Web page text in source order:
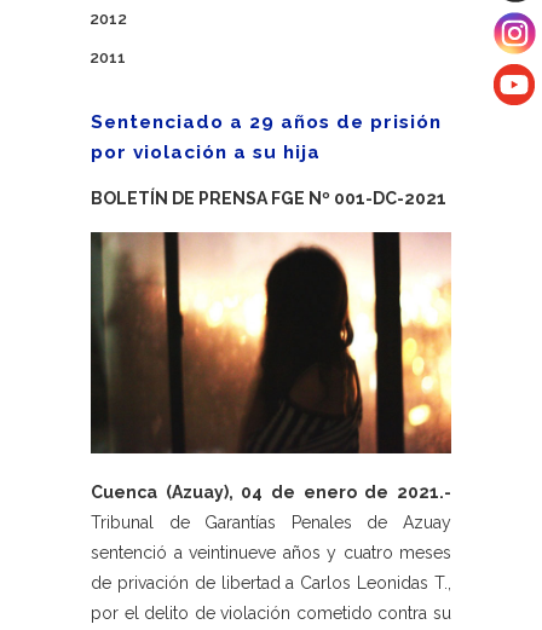
2012
2011
Sentenciado a 29 años de prisión
por violación a su hija
BOLETÍN DE PRENSA FGE Nº 001-DC-2021
Cuenca (Azuay), 04 de enero de 2021.-
Tribunal de Garantías Penales de Azuay
sentenció a veintinueve años y cuatro meses
de privación de libertad a Carlos Leonidas T.,
por el delito de violación cometido contra su